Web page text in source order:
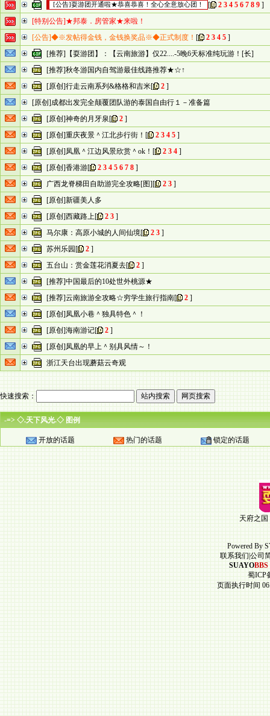
[公告]耍游团开通啦★恭喜恭喜！全心全意放心团！ [ 2 3 4 5 6 7 8 9 ]
[特别公告]★邦泰．房管家★来啦！
[公告]◆※发帖得金钱，金钱换奖品※◆正式制度！ [ 2 3 4 5 ]
[推荐]【耍游团】：【云南旅游】仅22....-5晚6天标准纯玩游！[长]
[推荐]秋冬游国内自驾游最佳线路推荐★☆↑
[原创]行走云南系列&格格和吉米[ 2 ]
[原创]成都出发完全颠覆团队游的泰国自由行１－准备篇
[原创]神奇的月牙泉[ 2 ]
[原创]重庆夜景＾江北步行街！ [ 2 3 4 5 ]
[原创]凤凰＾江边风景欣赏＾ok！ [ 2 3 4 ]
[原创]香港游[ 2 3 4 5 6 7 8 ]
广西龙脊梯田自助游完全攻略[图][ 2 3 ]
[原创]新疆美人多
[原创]西藏路上[ 2 3 ]
马尔康：高原小城的人间仙境[ 2 3 ]
苏州乐园 [ 2 ]
五台山：赏金莲花消夏去[ 2 ]
[推荐]中国最后的10处世外桃源★
[推荐]云南旅游全攻略☆穷学生旅行指南[ 2 ]
[原创]凤凰小巷＾独具特色＾！
[原创]海南游记[ 2 ]
[原创]凤凰的早上＾别具风情～！
浙江天台出现蘑菇云奇观
快速搜索：
-=> ◇.天下风光.◇ 图例
开放的话题 热门的话题 锁定的话题
天府之
Powered By
联系我们 公司
SUAYOBBS
蜀ICP
页面执行时间